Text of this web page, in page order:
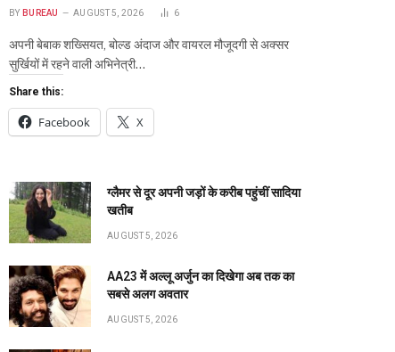
BY BUREAU AUGUST 5, 2026 6
अपनी बेबाक शख्सियत, बोल्ड अंदाज और वायरल मौजूदगी से अक्सर
सुर्खियों में रहने वाली अभिनेत्री…
Share this:
Facebook X
ग्लैमर से दूर अपनी जड़ों के करीब पहुंचीं सादिया
खतीब
AUGUST 5, 2026
AA23 में अल्लू अर्जुन का दिखेगा अब तक का
सबसे अलग अवतार
AUGUST 5, 2026